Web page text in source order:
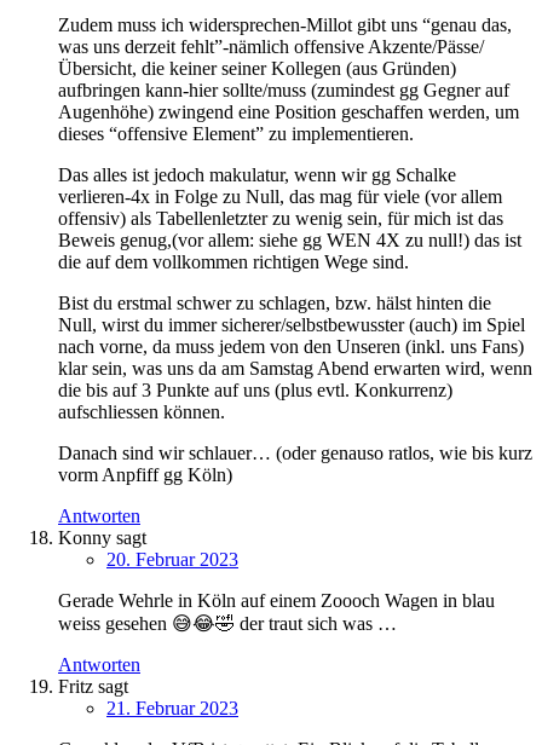
Zudem muss ich widersprechen-Millot gibt uns “genau das,
was uns derzeit fehlt”-nämlich offensive Akzente/Pässe/
Übersicht, die keiner seiner Kollegen (aus Gründen)
aufbringen kann-hier sollte/muss (zumindest gg Gegner auf
Augenhöhe) zwingend eine Position geschaffen werden, um
dieses “offensive Element” zu implementieren.
Das alles ist jedoch makulatur, wenn wir gg Schalke
verlieren-4x in Folge zu Null, das mag für viele (vor allem
offensiv) als Tabellenletzter zu wenig sein, für mich ist das
Beweis genug,(vor allem: siehe gg WEN 4X zu null!) das ist
die auf dem vollkommen richtigen Wege sind.
Bist du erstmal schwer zu schlagen, bzw. hälst hinten die
Null, wirst du immer sicherer/selbstbewusster (auch) im Spiel
nach vorne, da muss jedem von den Unseren (inkl. uns Fans)
klar sein, was uns da am Samstag Abend erwarten wird, wenn
die bis auf 3 Punkte auf uns (plus evtl. Konkurrenz)
aufschliessen können.
Danach sind wir schlauer… (oder genauso ratlos, wie bis kurz
vorm Anpfiff gg Köln)
Antworten
Konny sagt
20. Februar 2023
Gerade Wehrle in Köln auf einem Zoooch Wagen in blau
weiss gesehen 😅😂🤣 der traut sich was …
Antworten
Fritz sagt
21. Februar 2023